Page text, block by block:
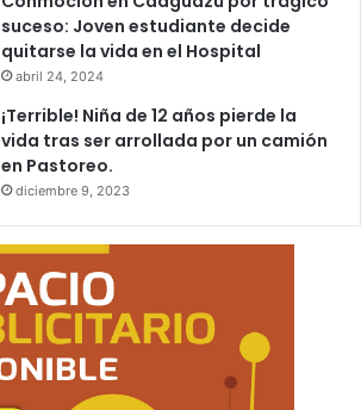
suceso: Joven estudiante decide
quitarse la vida en el Hospital
abril 24, 2024
¡Terrible! Niña de 12 años pierde la
vida tras ser arrollada por un camión
en Pastoreo.
diciembre 9, 2023